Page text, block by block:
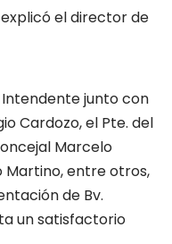
el director de
junto con
Cardozo, el Pte. del
Marcelo
Martino, entre otros,
de Bv.
un satisfactorio